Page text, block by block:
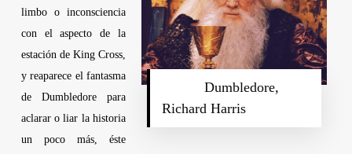
………Dumbledore,
Richard Harris
limbo o inconsciencia
con el aspecto de la
estación de King Cross,
y reaparece el fantasma
de Dumbledore para
aclarar o liar la historia
un poco más, éste